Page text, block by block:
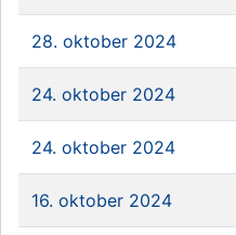
28. oktober 2024
24. oktober 2024
24. oktober 2024
16. oktober 2024